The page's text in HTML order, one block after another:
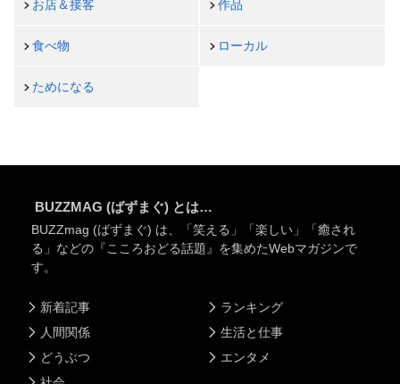
お店＆接客 作品
食べ物 ローカル
ためになる
BUZZMAG (ばずまぐ) とは…
BUZZmag (ばずまぐ) は、「笑える」「楽しい」「癒され
る」などの『こころおどる話題』を集めたWebマガジンで
す。
新着記事
人間関係
どうぶつ
ランキング
生活と仕事
エンタメ